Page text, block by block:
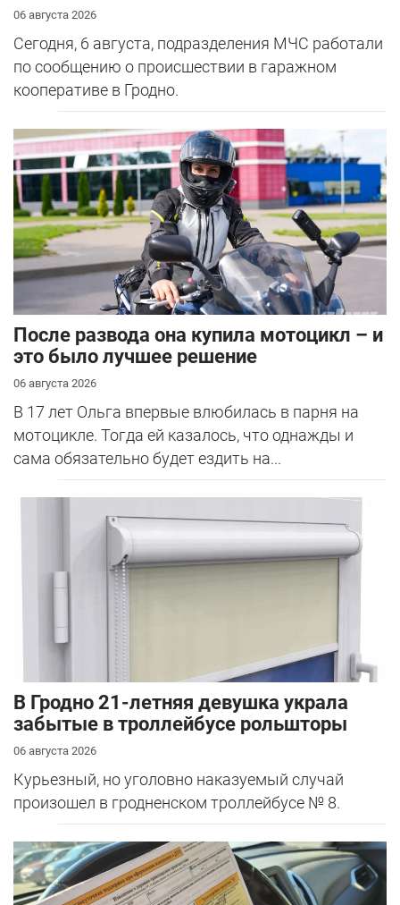
06 августа 2026
Сегодня, 6 августа, подразделения МЧС работали
по сообщению о происшествии в гаражном
кооперативе в Гродно.
После развода она купила мотоцикл – и
это было лучшее решение
06 августа 2026
В 17 лет Ольга впервые влюбилась в парня на
мотоцикле. Тогда ей казалось, что однажды и
сама обязательно будет ездить на...
В Гродно 21-летняя девушка украла
забытые в троллейбусе рольшторы
06 августа 2026
Курьезный, но уголовно наказуемый случай
произошел в гродненском троллейбусе № 8.